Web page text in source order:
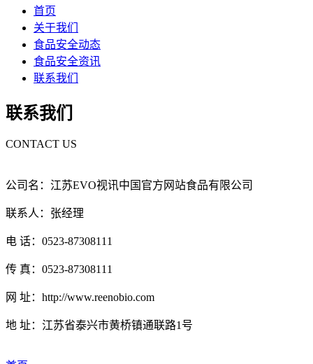
首页
关于我们
食品安全动态
食品安全资讯
联系我们
联系我们
CONTACT US
公司名：江苏EVO视讯中国官方网站食品有限公司
联系人：张经理
电 话：0523-87308111
传 真：0523-87308111
网 址：http://www.reenobio.com
地 址：江苏省泰兴市黄桥镇通联路1号